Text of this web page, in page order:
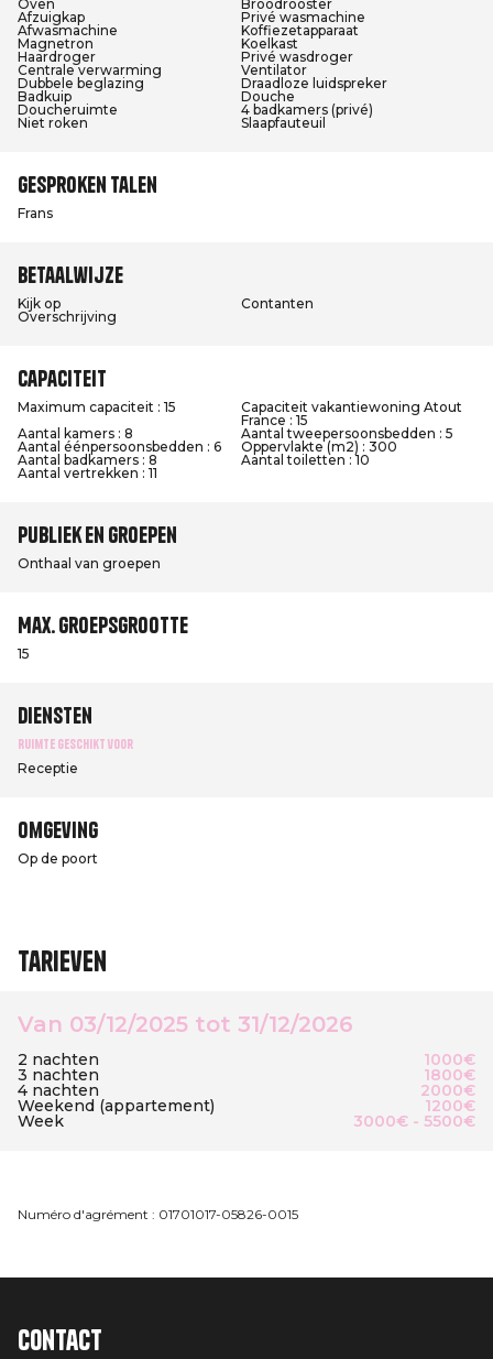
Oven
Broodrooster
Afzuigkap
Privé wasmachine
Afwasmachine
Koffiezetapparaat
Magnetron
Koelkast
Haardroger
Privé wasdroger
Centrale verwarming
Ventilator
Dubbele beglazing
Draadloze luidspreker
Badkuip
Douche
Doucheruimte
4 badkamers (privé)
Niet roken
Slaapfauteuil
Gesproken talen
Frans
Betaalwijze
Kijk op
Contanten
Overschrijving
Capaciteit
Maximum capaciteit : 15
Capaciteit vakantiewoning Atout
France : 15
Aantal kamers : 8
Aantal tweepersoonsbedden : 5
Aantal éénpersoonsbedden : 6
Oppervlakte (m2) : 300
Aantal badkamers : 8
Aantal toiletten : 10
Aantal vertrekken : 11
Publiek en groepen
Onthaal van groepen
Max. groepsgrootte
15
Diensten
Ruimte geschikt voor
Receptie
Omgeving
Op de poort
Tarieven
Van 03/12/2025 tot 31/12/2026
2 nachten 1000€
3 nachten 1800€
4 nachten 2000€
Weekend (appartement) 1200€
Week 3000€ - 5500€
Numéro d'agrément : 01701017-05826-0015
Contact